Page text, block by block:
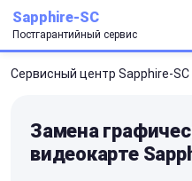
Sapphire-SC
Постгарантийный сервис
Сервисный центр Sapphire-SC
Замена
видеокарте